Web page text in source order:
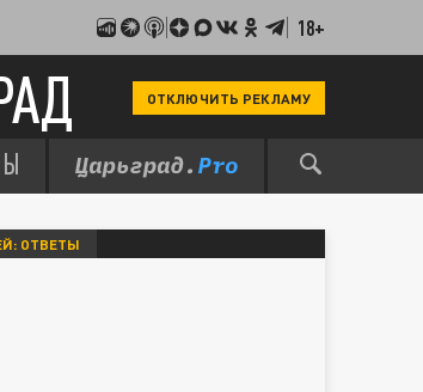
18+
ОТКЛЮЧИТЬ РЕКЛАМУ
ОТВЕТЫ